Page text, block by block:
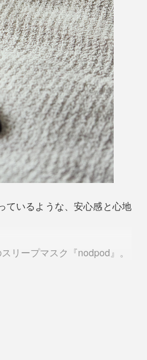
ているような、安心感と心地
リープマスク『nodpod』。